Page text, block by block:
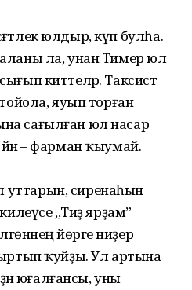
юлдыр, күп булһа.
ла, унан Тимер юл
киттеләр. Таксист
тойола, яуып торған
сағылған юл насар
йән – фарман ҡыумай.
сиренаһын
,,Тиҙ ярҙам”
йөрәге ниҙер
ҡуйҙы. Ул артына
юғалғансы, уны